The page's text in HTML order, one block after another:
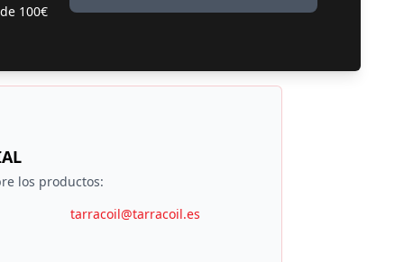
100€
los productos:
tarracoil@tarracoil.es